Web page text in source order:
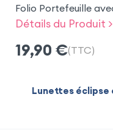
Folio Portefeuille
Détails du Produit >
19,90 €(TTC)
Lunettes éclipse